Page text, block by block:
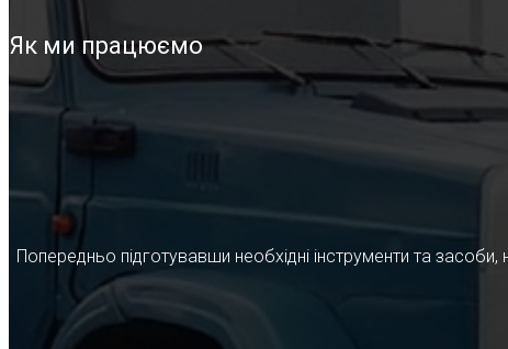
Як ми працюємо
Попередньо підготувавши необхідні інструменти та